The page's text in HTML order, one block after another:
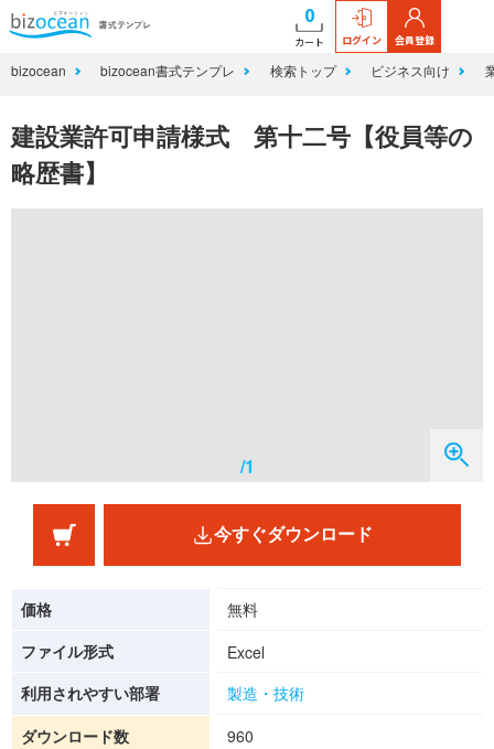
0
カート ログイン 会員登録
bizocean bizocean書式テンプレ 検索トップ ビジネス向け
建設業許可申請様式 第十二号【役員等の
略歴書】
/1
今すぐダウンロード
価格
無料
ファイル形式
Excel
利用されやすい部署
製造・技術
ダウンロード数
960